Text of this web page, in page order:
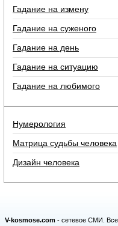
Гадание на измену
Гадание на суженого
Гадание на день
Гадание на ситуацию
Гадание на любимого
Нумерология
Матрица судьбы человека
Дизайн человека
V-kosmose.com - сетевое СМИ. Все